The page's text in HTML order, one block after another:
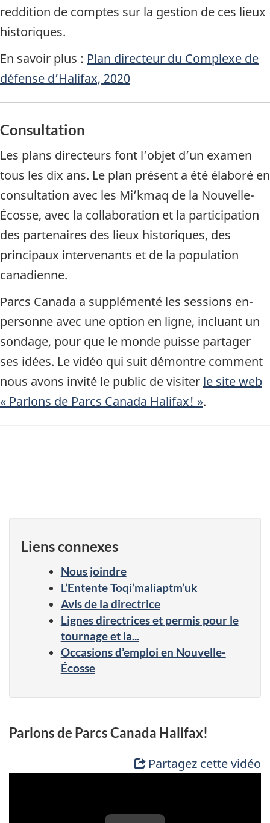
reddition de comptes sur la gestion de ces lieux
historiques.
En savoir plus : Plan directeur du Complexe de
défense d’Halifax, 2020
Consultation
Les plans directeurs font l’objet d’un examen
tous les dix ans. Le plan présent a été élaboré en
consultation avec les Mi’kmaq de la Nouvelle-
Écosse, avec la collaboration et la participation
des partenaires des lieux historiques, des
principaux intervenants et de la population
canadienne.
Parcs Canada a supplémenté les sessions en-
personne avec une option en ligne, incluant un
sondage, pour que le monde puisse partager
ses idées. Le vidéo qui suit démontre comment
nous avons invité le public de visiter le site web
« Parlons de Parcs Canada Halifax! ».
Liens connexes
Nous joindre
L’Entente Toqi’maliaptm’uk
Avis de la directrice
Lignes directrices et permis pour le
tournage et la...
Occasions d’emploi en Nouvelle-
Écosse
Parlons de Parcs Canada Halifax!
Partagez cette vidéo